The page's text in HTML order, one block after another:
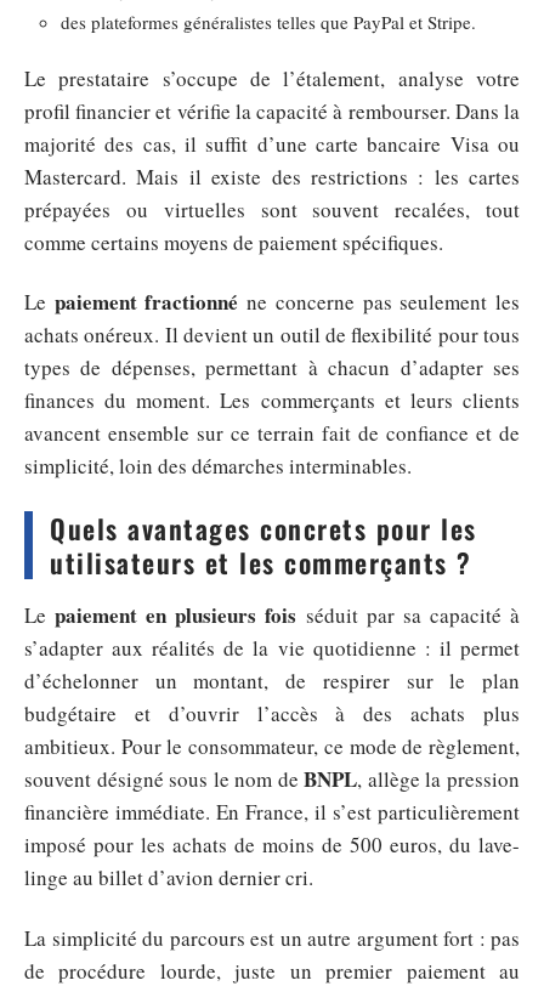
des plateformes généralistes telles que PayPal et Stripe.
Le prestataire s’occupe de l’étalement, analyse votre
profil financier et vérifie la capacité à rembourser. Dans la
majorité des cas, il suffit d’une carte bancaire Visa ou
Mastercard. Mais il existe des restrictions : les cartes
prépayées ou virtuelles sont souvent recalées, tout
comme certains moyens de paiement spécifiques.
Le paiement fractionné ne concerne pas seulement les
achats onéreux. Il devient un outil de flexibilité pour tous
types de dépenses, permettant à chacun d’adapter ses
finances du moment. Les commerçants et leurs clients
avancent ensemble sur ce terrain fait de confiance et de
simplicité, loin des démarches interminables.
Quels avantages concrets pour les
utilisateurs et les commerçants ?
Lepaiement en plusieurs fois séduit par sa capacité à
s’adapter aux réalités de la vie quotidienne : il permet
d’échelonner un montant, de respirer sur le plan
budgétaire et d’ouvrir l’accès à des achats plus
ambitieux. Pour le consommateur, ce mode de règlement,
souvent désigné sous le nom deBNPL, allège la pression
financière immédiate. En France, il s’est particulièrement
imposé pour les achats de moins de 500 euros, du lave-
linge au billet d’avion dernier cri.
La simplicité du parcours est un autre argument fort : pas
de procédure lourde, juste un premier paiement au